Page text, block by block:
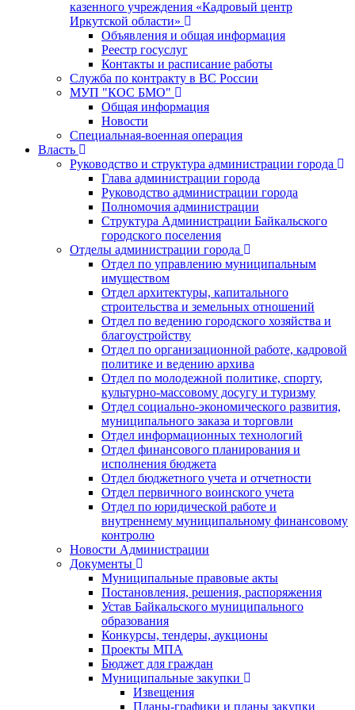
казенного учреждения «Кадровый центр
Иркутской области»
Объявления и общая информация
Реестр госуслуг
Контакты и расписание работы
Служба по контракту в ВС России
МУП "КОС БМО"
Общая информация
Новости
Специальная-военная операция
Власть
Руководство и структура администрации города
Глава администрации города
Руководство администрации города
Полномочия администрации
Структура Администрации Байкальского
городского поселения
Отделы администрации города
Отдел по управлению муниципальным
имуществом
Отдел архитектуры, капитального
строительства и земельных отношений
Отдел по ведению городского хозяйства и
благоустройству
Отдел по организационной работе, кадровой
политике и ведению архива
Отдел по молодежной политике, спорту,
культурно-массовому досугу и туризму
Отдел социально-экономического развития,
муниципального заказа и торговли
Отдел информационных технологий
Отдел финансового планирования и
исполнения бюджета
Отдел бюджетного учета и отчетности
Отдел первичного воинского учета
Отдел по юридической работе и
внутреннему муниципальному финансовому
контролю
Новости Администрации
Документы
Муниципальные правовые акты
Постановления, решения, распоряжения
Устав Байкальского муниципального
образования
Конкурсы, тендеры, аукционы
Проекты МПА
Бюджет для граждан
Муниципальные закупки
Извещения
Планы-графики и планы закупки